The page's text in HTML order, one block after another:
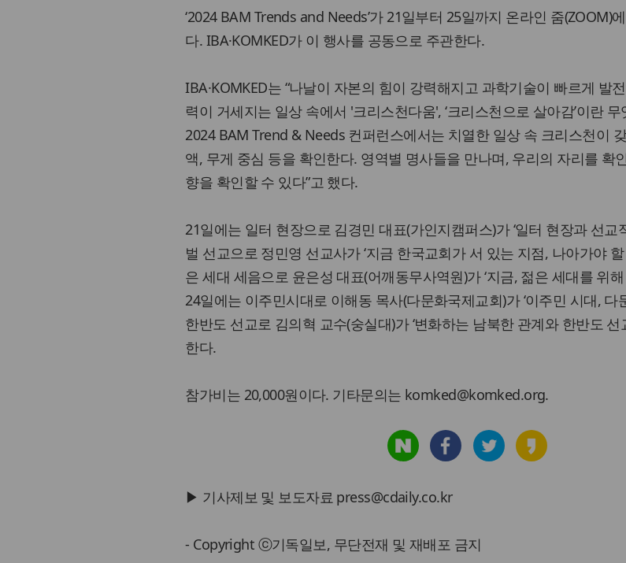
‘2024 BAM Trends and Needs’가 21일부터 25일까지 온라인 줌(ZOOM)
다. IBA·KOMKED가 이 행사를 공동으로 주관한다.
IBA·KOMKED는 “나날이 자본의 힘이 강력해지고 과학기술이 빠르게 발
력이 거세지는 일상 속에서 '크리스천다움', ‘크리스천으로 살아감’이란 무
2024 BAM Trend & Needs 컨퍼런스에서는 치열한 일상 속 크리스천이
액, 무게 중심 등을 확인한다. 영역별 명사들을 만나며, 우리의 자리를 확
향을 확인할 수 있다”고 했다.
21일에는 일터 현장으로 김경민 대표(가인지캠퍼스)가 ‘일터 현장과 선교
벌 선교으로 정민영 선교사가 ‘지금 한국교회가 서 있는 지점, 나아가야 할
은 세대 세음으로 윤은성 대표(어깨동무사역원)가 ‘지금, 젊은 세대를 위해
24일에는 이주민시대로 이해동 목사(다문화국제교회)가 ‘이주민 시대, 다
한반도 선교로 김의혁 교수(숭실대)가 ‘변화하는 남북한 관계와 한반도 선
한다.
참가비는 20,000원이다. 기타문의는 komked@komked.org.
▶ 기사제보 및 보도자료 press@cdaily.co.kr
- Copyright ⓒ기독일보, 무단전재 및 재배포 금지